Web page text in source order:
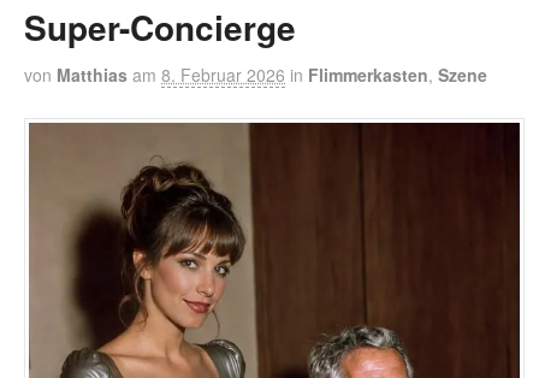
Super-Concierge
von Matthias am 8. Februar 2026 in Flimmerkasten, Szene